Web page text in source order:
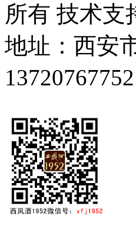
所有 技术支
地址：西安